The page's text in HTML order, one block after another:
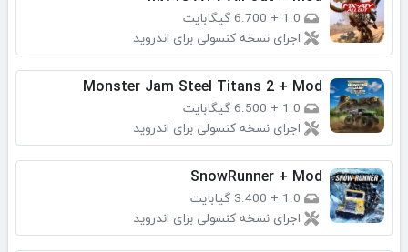
1.0
+ 6.700 گیگابایت
اجرای نسخه کنسولی برای اندروید
Monster Jam Steel Titans 2 + Mod
1.0
+ 6.500 گیگابایت
اجرای نسخه کنسولی برای اندروید
SnowRunner + Mod
1.0
+ 3.400 گیابایت
اجرای نسخه کنسولی برای اندروید